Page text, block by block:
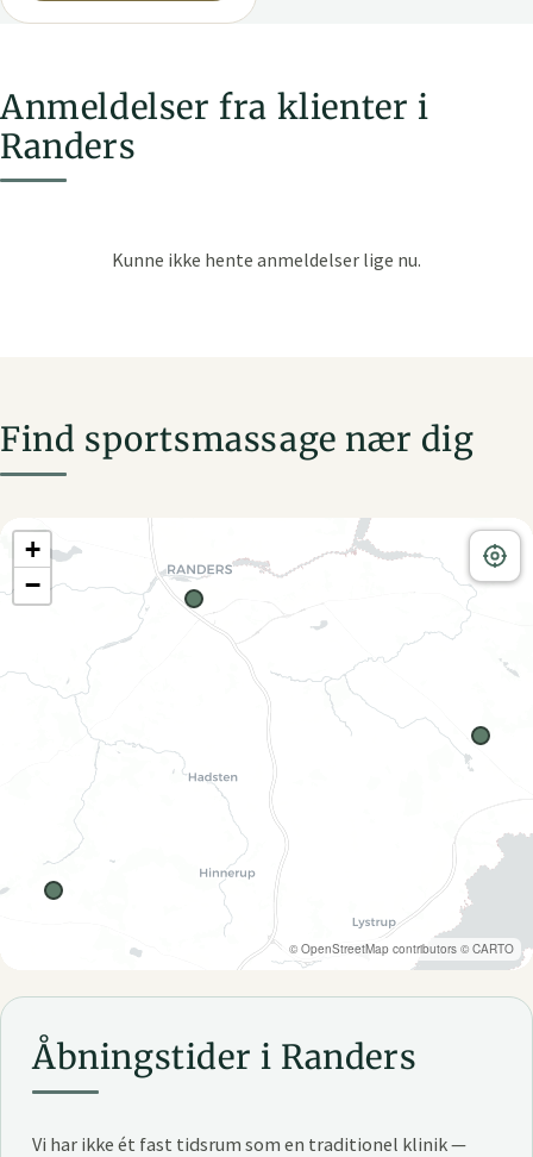
Anmeldelser fra klienter i
Randers
Find sportsmassage nær dig
+
−
© OpenStreetMap contributors © CARTO
Åbningstider i Randers
Vi har ikke ét fast tidsrum som en traditionel klinik —